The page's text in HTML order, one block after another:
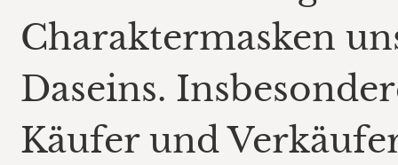
Charaktermasken
Daseins.
Käufer und